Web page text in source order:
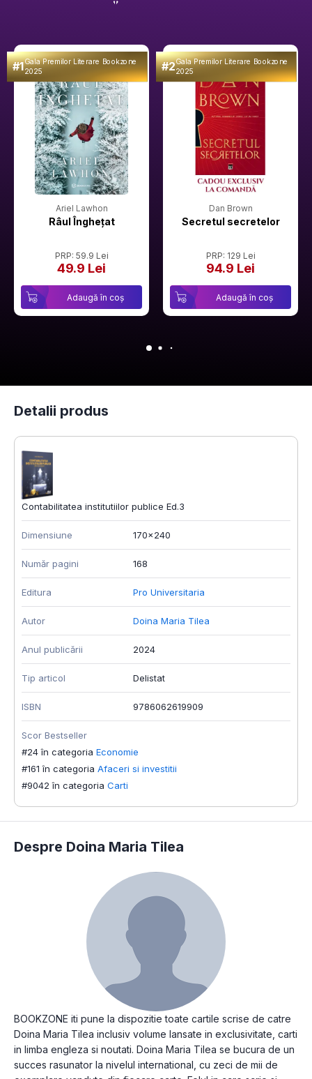
#1Gala Premilor Literare Bookzone
2025
Ariel Lawhon
Râul Înghețat
PRP: 59.9 Lei
49.9 Lei
Adaugă în coș
#2Gala Premilor Literare Bookzone
2025
Dan Brown
Secretul secretelor
PRP: 129 Lei
94.9 Lei
Adaugă în coș
Detalii produs
Contabilitatea institutiilor publice Ed.3
Dimensiune 170x240
Număr pagini 168
Editura Pro Universitaria
Autor Doina Maria Tilea
Anul publicării 2024
Tip articol Delistat
ISBN 9786062619909
Scor Bestseller
#24 în categoria Economie
#161 în categoria Afaceri si investitii
#9042 în categoria Carti
Despre Doina Maria Tilea
BOOKZONE iti pune la dispozitie toate cartile scrise de catre
Doina Maria Tilea inclusiv volume lansate in exclusivitate, carti
in limba engleza si noutati. Doina Maria Tilea se bucura de un
succes rasunator la nivelul international, cu zeci de mii de